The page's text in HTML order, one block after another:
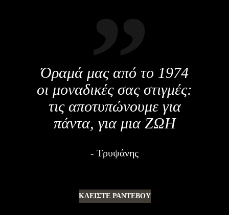
Όραμά μας από το 1974
οι μοναδικές σας στιγμές:
τις αποτυπώνουμε για
πάντα, για μια ΖΩΗ
Τρυψάνης
ΚΛΕΙΣΤΕ ΡΑΝΤΕΒΟΥ